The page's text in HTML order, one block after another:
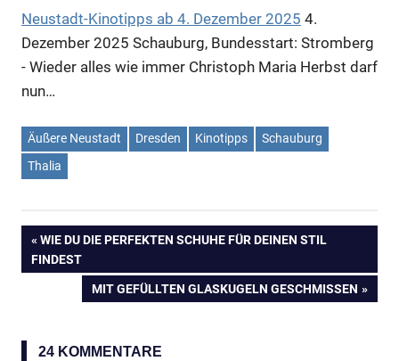
Anzeige
Neustadt-Kinotipps ab 4. Dezember 2025 4.
Dezember 2025 Schauburg, Bundesstart: Stromberg
- Wieder alles wie immer Christoph Maria Herbst darf
nun…
Äußere Neustadt Dresden Kinotipps
Schauburg
Thalia
Beitragsnavigation
VORHERIGER
BEITRAG:
WIE DU DIE PERFEKTEN SCHUHE FÜR DEINEN STIL
FINDEST
NÄCHSTER
MIT GEFÜLLTEN GLASKUGELN GESCHMISSEN
24 KOMMENTARE